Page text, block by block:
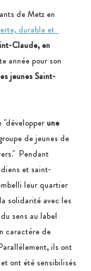
de Metz en
durable et
Claude, en
année pour son
jeunes Saint-
une
de jeunes de
Pendant
et saint-
leur quartier
solidarité avec les
sens au label
caractère de
ils ont
ont été sensibilisés